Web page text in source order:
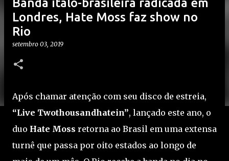
Banda ítalo-brasileira radicada em
Londres, Hate Moss faz show no
Rio
setembro 03, 2019
Após chamar atenção com seu disco de estreia,
“Live Twothousandhatein”, lançado este ano, o
duo Hate Moss retorna ao Brasil em uma extensa
turnê que passa por oito estados ao longo de